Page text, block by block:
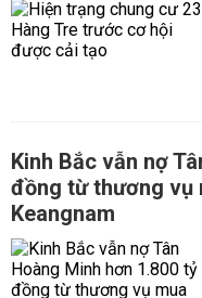
Kinh Bắc vẫn nợ
đồng từ thương vụ
Keangnam